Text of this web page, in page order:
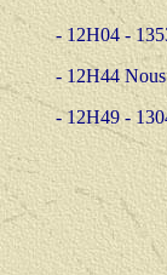
- 12H04 -
- 12H44 Nous
- 12H49 -